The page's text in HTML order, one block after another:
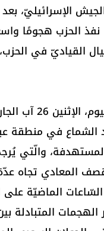
الإسرائيليّ،
نفذ الحزب هجومًا
القياديّ في
واستهدف
في منطقة
والّتي
المعادي تجاه عدّة
الماضيّة على
المتبادلة